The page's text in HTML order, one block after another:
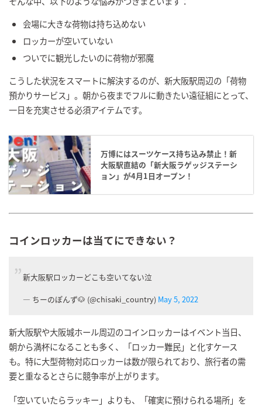
会場に大きな荷物は持ち込めない
ロッカーが空いていない
ついでに観光したいのに荷物が邪魔
こうした状況をスマートに解決するのが、新大阪駅周辺の「荷物
預かりサービス」。朝から夜までフルに動きたい遠征組にとって、
一日を充実させる必須アイテムです。
万博にはスーツケース持ち込み禁止！新
大阪駅直結の「新大阪ラゲッジステーシ
ョン」が4月1日オープン！
コインロッカーは当てにできない？
新大阪駅ロッカーどこも空いてない泣
— ちーのぽんず🐶 (@chisaki_country) May 5, 2022
新大阪駅や大阪城ホール周辺のコインロッカーはイベント当日、
朝から満杯になることも多く、「ロッカー難民」と化すケース
も。特に大型荷物対応ロッカーは数が限られており、旅行者の需
要と重なるとさらに競争率が上がります。
「空いていたらラッキー」よりも、「確実に預けられる場所」を